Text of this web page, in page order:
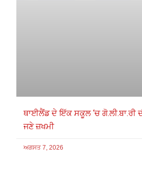
ਥਾਈਲੈਂਡ ਦੇ ਇੱਕ ਸਕੂਲ ‘ਚ ਗੋ.ਲੀ.ਬਾ.ਰੀ
ਜਣੇ ਜ਼ਖਮੀ
ਅਗਸਤ 7, 2026